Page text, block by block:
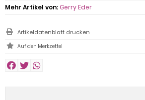
Mehr Artikel von: Gerry Eder
Artikeldatenblatt drucken